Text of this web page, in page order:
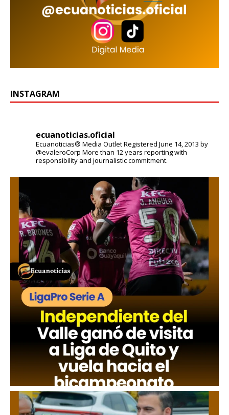
INSTAGRAM
ecuanoticias.oficial
Ecuanoticias® Media OutletRegistered June 14, 2013 by
@evaleroCorp More than 12 years reporting with
responsibility and journalistic commitment.